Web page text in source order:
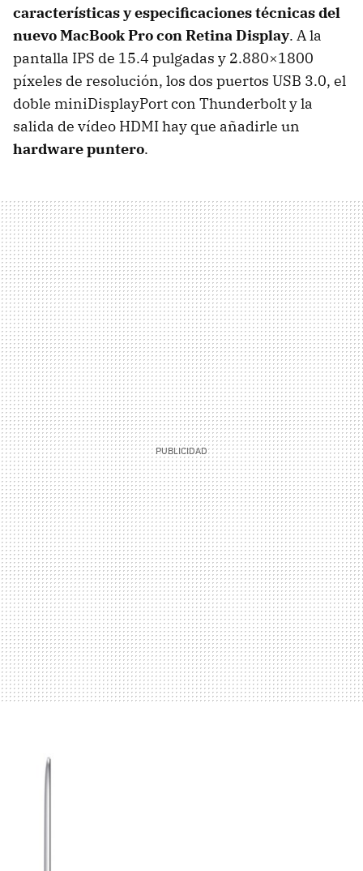
características y especificaciones técnicas del
nuevo MacBook Pro con Retina Display. A la
pantalla IPS de 15.4 pulgadas y 2.880×1800
píxeles de resolución, los dos puertos USB 3.0, el
doble miniDisplayPort con Thunderbolt y la
salida de vídeo HDMIhay que añadirle un
hardware puntero.